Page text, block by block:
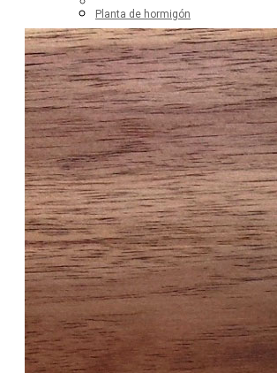
Planta de hormigón
Para el profesional